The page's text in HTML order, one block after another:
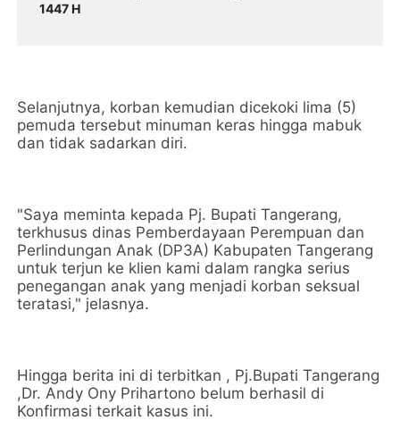
1447 H
Selanjutnya, korban kemudian dicekoki lima (5)
pemuda tersebut minuman keras hingga mabuk
dan tidak sadarkan diri.
"Saya meminta kepada Pj. Bupati Tangerang,
terkhusus dinas Pemberdayaan Perempuan dan
Perlindungan Anak (DP3A) Kabupaten Tangerang
untuk terjun ke klien kami dalam rangka serius
penegangan anak yang menjadi korban seksual
teratasi," jelasnya.
Hingga berita ini di terbitkan , Pj.Bupati Tangerang
,Dr. Andy Ony Prihartono belum berhasil di
Konfirmasi terkait kasus ini.